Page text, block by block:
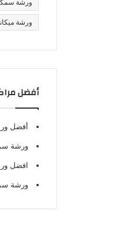
ورشة
ورشة
أفضل
أفضل
ورشة
افضل
ورشة